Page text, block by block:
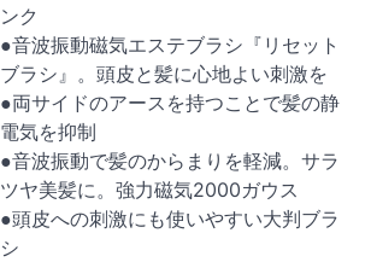
ンク
●音波振動磁気エステブラシ『リセット
ブラシ』。頭皮と髪に心地よい刺激を
●両サイドのアースを持つことで髪の静
電気を抑制
●音波振動で髪のからまりを軽減。サラ
ツヤ美髪に。強力磁気2000ガウス
●頭皮への刺激にも使いやすい大判ブラ
シ